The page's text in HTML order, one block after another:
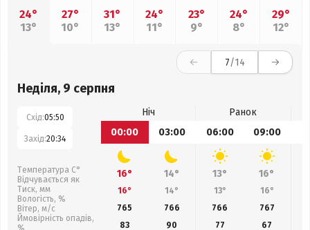
24°
13°
27°
10°
31°
13°
24°
11°
23°
9°
24°
8°
29°
12°
7/14
Неділя, 9 серпня
Схід:05:50
Захід:20:34
Температура С°
Відчувається як
Тиск, мм
Вологість, %
Вітер, м/с
Ймовірність опадів,
%
Ніч
Ранок
00:00
03:00 06:00 09:00
16° 14° 13° 16°
16° 14° 13° 16°
765
766 766 767
83
90 77
67